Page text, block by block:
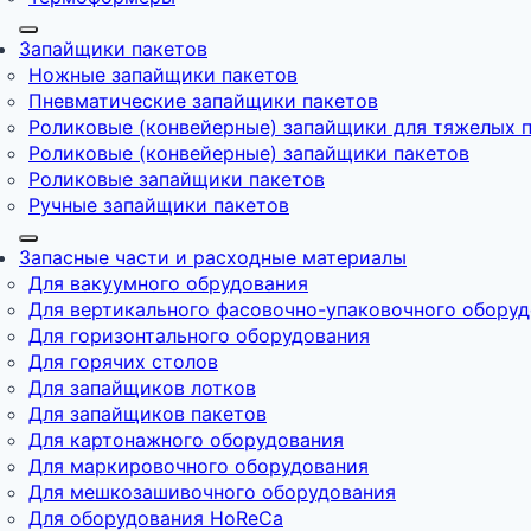
Запайщики пакетов
Ножные запайщики пакетов
Пневматические запайщики пакетов
Роликовые (конвейерные) запайщики для тяжелых
Роликовые (конвейерные) запайщики пакетов
Роликовые запайщики пакетов
Ручные запайщики пакетов
Запасные части и расходные материалы
Для вакуумного обрудования
Для вертикального фасовочно-упаковочного
Для горизонтального оборудования
Для горячих столов
Для запайщиков лотков
Для запайщиков пакетов
Для картонажного оборудования
Для маркировочного оборудования
Для мешкозашивочного оборудования
Для оборудования HoReCa